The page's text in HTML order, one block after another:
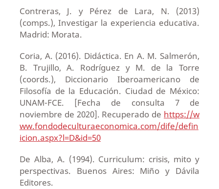
Contreras, J. y Pérez de Lara, N. (2013)
(comps.), Investigar la experiencia educativa.
Madrid: Morata.
Coria, A. (2016). Didáctica. En A. M. Salmerón,
B. Trujillo, A. Rodríguez y M. de la Torre
(coords.), Diccionario Iberoamericano de
Filosofía de la Educación. Ciudad de México:
UNAM-FCE. [Fecha de consulta 7 de
noviembre de 2020]. Recuperado de https://w
ww.fondodeculturaeconomica.com/dife/defin
icion.aspx?l=D&id=50
De Alba, A. (1994). Curriculum: crisis, mito y
perspectivas. Buenos Aires: Miño y Dávila
Editores.